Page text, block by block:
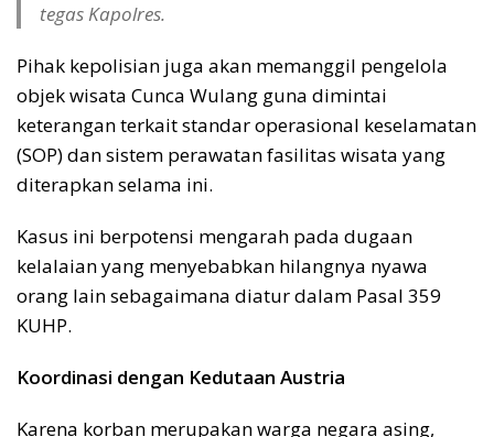
tegas Kapolres.
Pihak kepolisian juga akan memanggil pengelola
objek wisata Cunca Wulang guna dimintai
keterangan terkait standar operasional keselamatan
(SOP) dan sistem perawatan fasilitas wisata yang
diterapkan selama ini.
Kasus ini berpotensi mengarah pada dugaan
kelalaian yang menyebabkan hilangnya nyawa
orang lain sebagaimana diatur dalam Pasal 359
KUHP.
Koordinasi dengan Kedutaan Austria
Karena korban merupakan warga negara asing,